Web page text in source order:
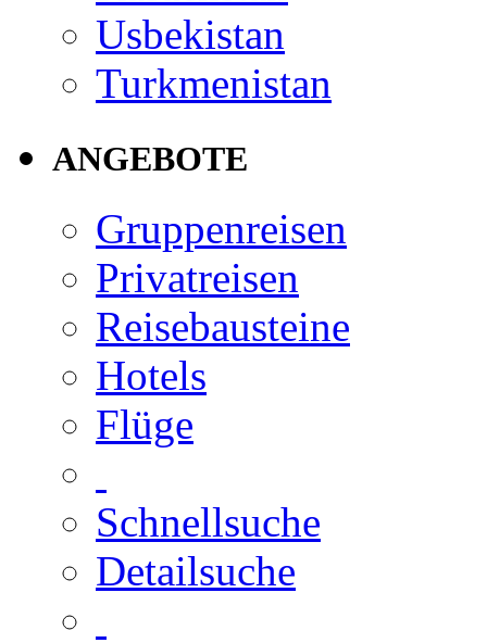
Usbekistan
Turkmenistan
ANGEBOTE
Gruppenreisen
Privatreisen
Reisebausteine
Hotels
Flüge
Schnellsuche
Detailsuche